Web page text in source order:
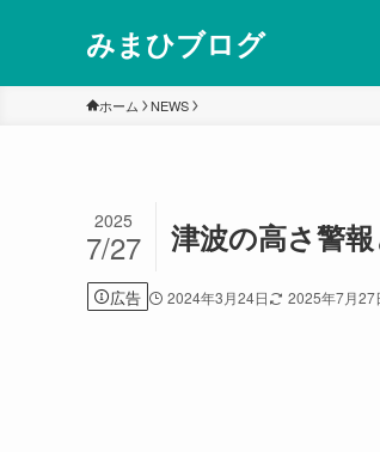
みまひブログ
ホーム NEWS
津波の高さ警
2025
7/27
広告 2024年3月24日 2025年7月27